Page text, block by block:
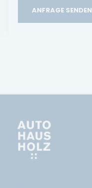
ANFRAGE SENDEN